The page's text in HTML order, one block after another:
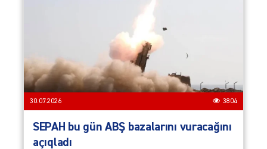
30.07.2026 3804
SEPAH bu gün ABŞ bazalarını vuracağını
açıqladı